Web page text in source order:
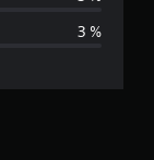
h
3 %